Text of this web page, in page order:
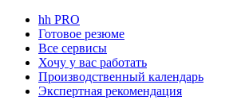
hh PRO
Готовое резюме
Все сервисы
Хочу у вас работать
Производственный календарь
Экспертная рекомендация